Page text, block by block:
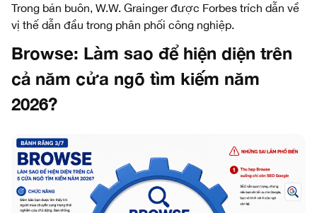
Trong bán buôn, W.W. Grainger được Forbes trích dẫn về
vị thế dẫn đầu trong phân phối công nghiệp.
Browse: Làm sao để hiện diện trên
cả năm cửa ngõ tìm kiếm năm
2026?